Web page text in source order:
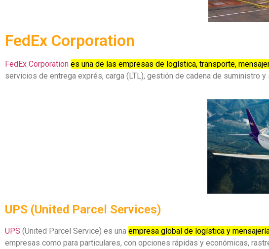
FedEx Corporation
FedEx Corporation es una de las empresas de logística, transporte,
servicios de entrega exprés, carga (LTL), gestión de cadena de suministro
UPS (United Parcel Services)
UPS (United Parcel Service) es una empresa global de logística y
empresas como para particulares, con opciones rápidas y económicas,